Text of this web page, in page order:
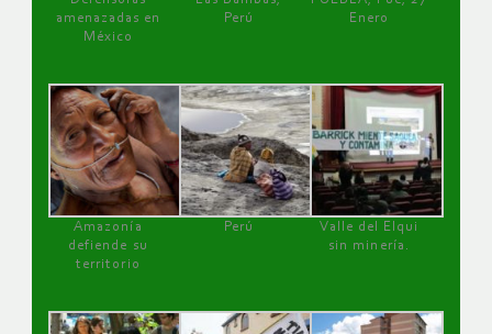
amenazadas en
México
Perú
Enero
Amazonía
defiende su
territorio
Perú
Valle del Elqui
sin minería.